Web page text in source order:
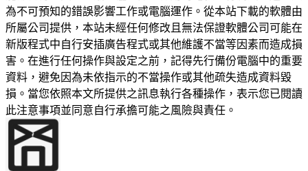
為不可預知的錯誤影響工作或電腦運作。從本站下載的軟體由
所屬公司提供，本站未經任何修改且無法保證軟體公司可能在
新版程式中自行安插廣告程式或其他維護不當等因素而造成損
害。在進行任何操作與設定之前，記得先行備份電腦中的重要
資料，避免因為未依指示的不當操作或其他疏失造成資料毀
損。當您依照本文所提供之訊息執行各種操作，表示您已閱讀
此注意事項並同意自行承擔可能之風險與責任。